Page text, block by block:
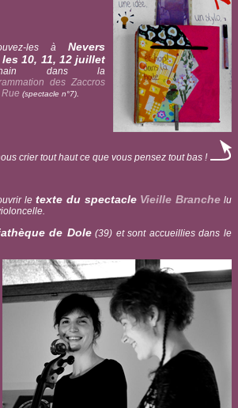
les à Nevers
les 10, 11, 12 juillet
dans la
des Zaccros
(spectacle n°7).
crier tout haut ce que vous pensez tout bas !
le texte du spectacle Vieille Branche lu
de Dole(39) et sont accueillies dans le